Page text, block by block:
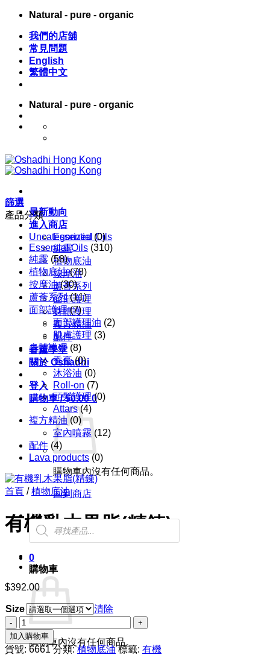
Skip
content
Natural - pure - organic
我們的店舖
常見問題
English
繁體中文
Natural - pure - organic
最新動向
進入商店
Essential Oils
純露
植物底油
按摩油
蘆薈系列
面部護理
身體護理
複方精油
配件
香薰學堂
關於 Oshadhi
登入
購物車 /$0.00 0
購物車內沒有任何商品。
回到商店
Products
search
0
購物車
購物車內沒有任何商品。
篩選
產品分類
Uncategorized (0)
Essential Oils (310)
純露 (58)
植物底油 (78)
按摩油 (30)
蘆薈系列 (11)
面部護理 (7)
面部護理油 (2)
肌膚護理 (3)
身體護理 (8)
香膏 (0)
沐浴油 (0)
Roll-on (7)
頭髮護理 (0)
Attars (4)
複方精油 (0)
室內噴霧 (12)
配件 (4)
Lava products (0)
首頁 / 植物底油
有機乳木果脂(精鍊)
$392.00
Size
清除
有
機
乳
加入購物車
貨號: 6661 分類:植物底油 標籤: 有機